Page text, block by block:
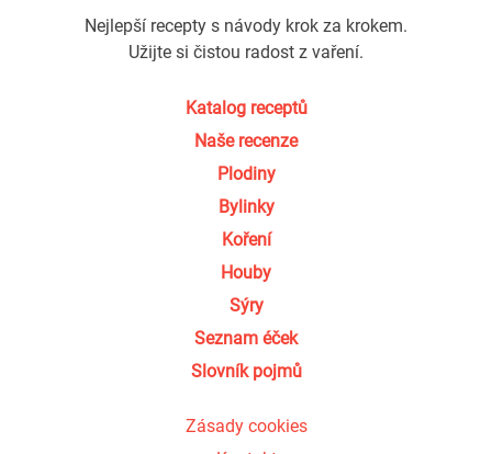
Nejlepší recepty s návody krok za krokem.
Užijte si čistou radost z vaření.
Katalog receptů
Naše recenze
Plodiny
Bylinky
Koření
Houby
Sýry
Seznam éček
Slovník pojmů
Zásady cookies